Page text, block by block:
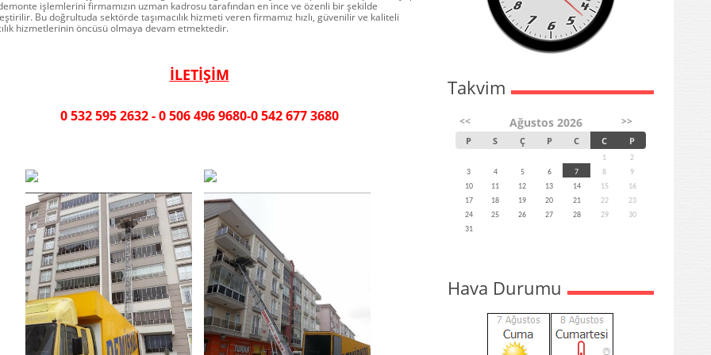
işlemlerini firmamızın uzman kadrosu tarafından en ince ve özenli bir şekilde
Bu doğrultuda sektörde taşımacılık hizmeti veren firmamız hızlı, güvenilir ve kaliteli
hizmetlerinin öncüsü olmaya devam etmektedir.
İLETİŞİM
0 532 595 2632 - 0 506 496 9680-0 542 677 3680
Takvim
<< Ağustos 2026 >>
P S Ç P C C P
1
2
3
4 5 6 7 8
9
10
11 12 13 14 15
16
17
18 19 20 21 22
23
24
25 26 27 28 29
30
31
Hava Durumu